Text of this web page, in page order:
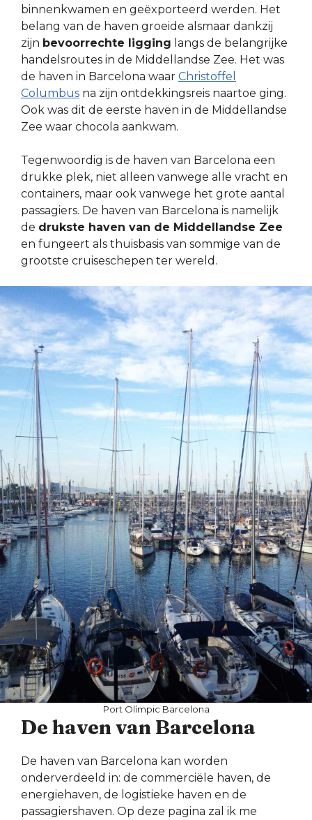
binnenkwamen en geëxporteerd werden. Het
belang van de haven groeide alsmaar dankzij
zijn bevoorrechte ligging langs de belangrijke
handelsroutes in de Middellandse Zee. Het was
de haven in Barcelona waar Christoffel
Columbus na zijn ontdekkingsreis naartoe ging.
Ook was dit de eerste haven in de Middellandse
Zee waar chocola aankwam.
Tegenwoordig is de haven van Barcelona een
drukke plek, niet alleen vanwege alle vracht en
containers, maar ook vanwege het grote aantal
passagiers. De haven van Barcelona is namelijk
de drukste haven van de Middellandse Zee
en fungeert als thuisbasis van sommige van de
grootste cruiseschepen ter wereld.
Port Olímpic Barcelona
De haven van Barcelona
De haven van Barcelona kan worden
onderverdeeld in: de commerciële haven, de
energiehaven, de logistieke haven en de
passagiershaven. Op deze pagina zal ik me